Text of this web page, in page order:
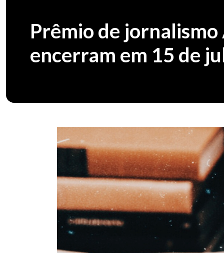
Prêmio de jornalismo
encerram em 15 de